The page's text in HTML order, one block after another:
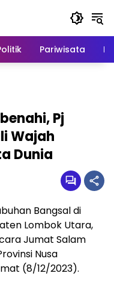
Pariwisata
Pj
Wajah
Dunia
Bangsal di
Lombok Utara,
Jumat Salam
Nusa
(8/12/2023).